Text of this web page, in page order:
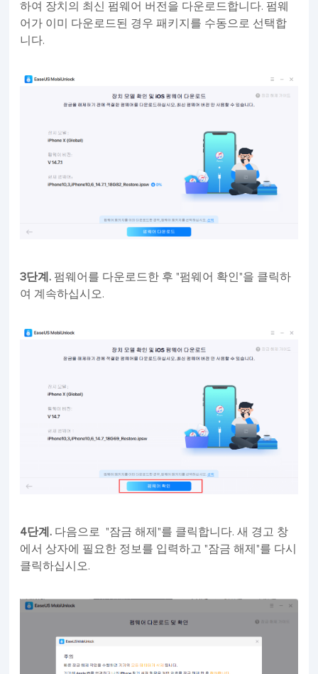
하여 장치의 최신 펌웨어 버전을 다운로드합니다. 펌웨
어가 이미 다운로드된 경우 패키지를 수동으로 선택합
니다.
3단계. 펌웨어를 다운로드한 후 "펌웨어 확인"을 클릭하
여 계속하십시오.
4단계. 다음으로 "잠금 해제"를 클릭합니다. 새 경고 창
에서 상자에 필요한 정보를 입력하고 "잠금 해제"를 다시
클릭하십시오.